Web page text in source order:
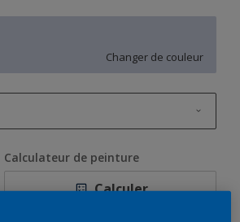
Changer de couleur
Calculateur de peinture
Calculer